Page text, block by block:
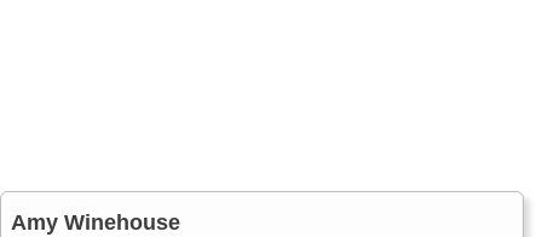
Amy Winehouse